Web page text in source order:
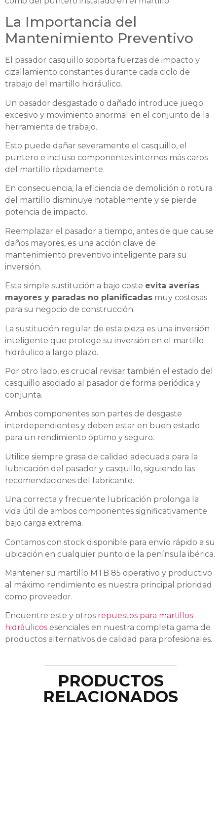
La Importancia del
Mantenimiento Preventivo
El pasador casquillo soporta fuerzas de impacto y
cizallamiento constantes durante cada ciclo de
trabajo del martillo hidráulico.
Un pasador desgastado o dañado introduce juego
excesivo y movimiento anormal en el conjunto de la
herramienta de trabajo.
Esto puede dañar severamente el casquillo, el
puntero e incluso componentes internos más caros
del martillo rápidamente.
En consecuencia, la eficiencia de demolición o rotura
del martillo disminuye notablemente y se pierde
potencia de impacto.
Reemplazar el pasador a tiempo, antes de que cause
daños mayores, es una acción clave de
mantenimiento preventivo inteligente para su
inversión.
Esta simple sustitución a bajo coste evita averías
mayores y paradas no planificadas muy costosas
para su negocio de construcción.
La sustitución regular de esta pieza es una inversión
inteligente que protege su inversión en el martillo
hidráulico a largo plazo.
Por otro lado, es crucial revisar también el estado del
casquillo asociado al pasador de forma periódica y
conjunta.
Ambos componentes son partes de desgaste
interdependientes y deben estar en buen estado
para un rendimiento óptimo y seguro.
Utilice siempre grasa de calidad adecuada para la
lubricación del pasador y casquillo, siguiendo las
recomendaciones del fabricante.
Una correcta y frecuente lubricación prolonga la
vida útil de ambos componentes significativamente
bajo carga extrema.
Contamos con stock disponible para envío rápido a su
ubicación en cualquier punto de la península ibérica.
Mantener su martillo MTB 85 operativo y productivo
al máximo rendimiento es nuestra principal prioridad
como proveedor.
Encuentre este y otros repuestos para martillos
hidráulicos esenciales en nuestra completa gama de
productos alternativos de calidad para profesionales.
PRODUCTOS
RELACIONADOS